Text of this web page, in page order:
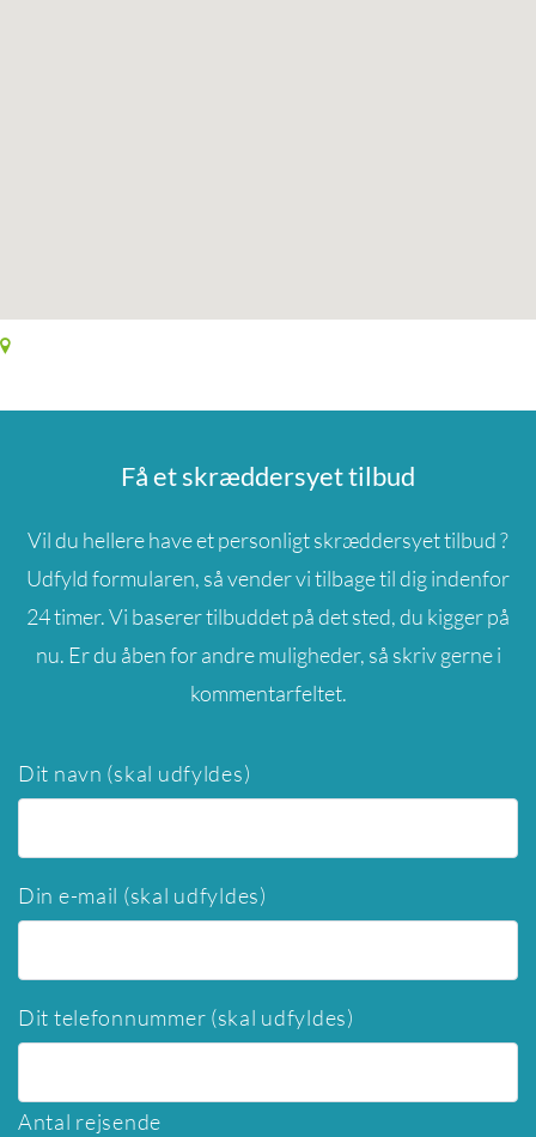
Få et skræddersyet tilbud
Vil du hellere have et personligt skræddersyet tilbud ?
Udfyld formularen, så vender vi tilbage til dig indenfor
24 timer. Vi baserer tilbuddet på det sted, du kigger på
nu. Er du åben for andre muligheder, så skriv gerne i
kommentarfeltet.
Dit navn (skal udfyldes)
Din e-mail (skal udfyldes)
Dit telefonnummer (skal udfyldes)
Antal rejsende